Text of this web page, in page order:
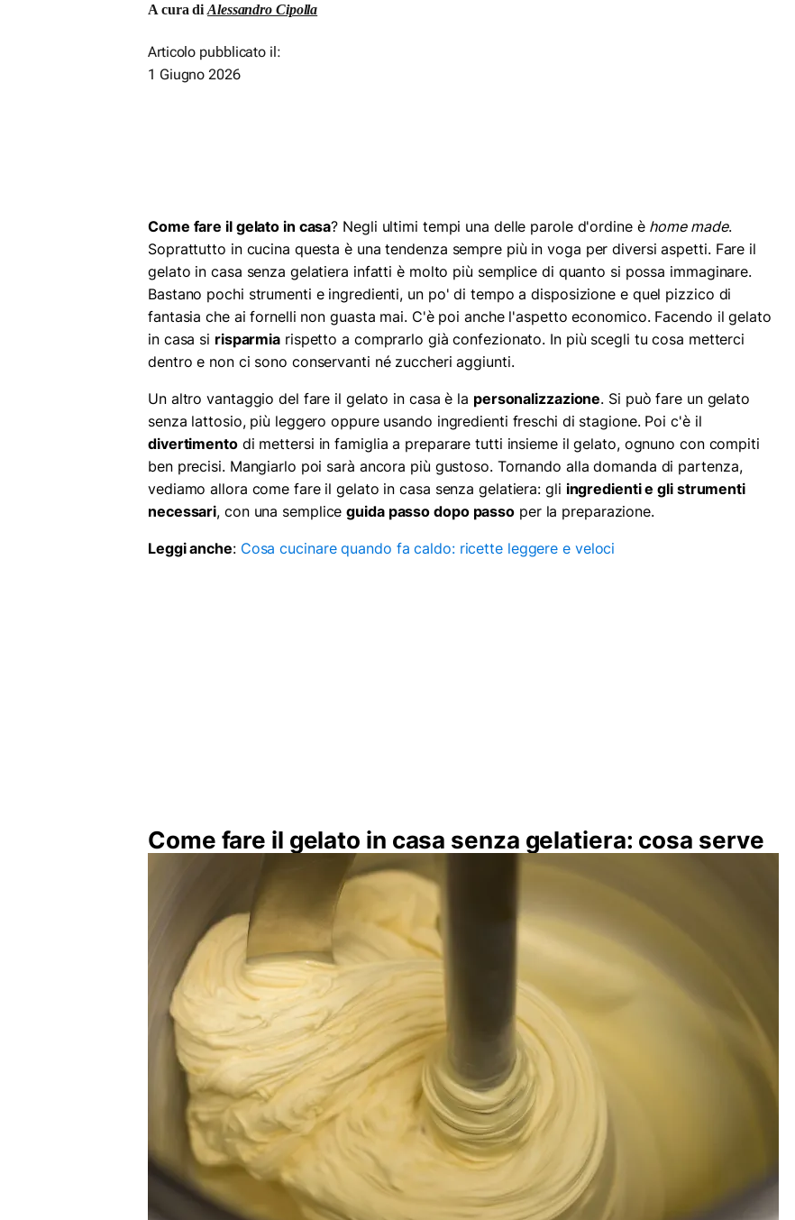
A cura diAlessandro Cipolla
Articolo pubblicato il:
1 Giugno 2026
Come fare il gelato in casa? Negli ultimi tempi una delle parole d'ordine è home made.
Soprattutto in cucina questa è una tendenza sempre più in voga per diversi aspetti. Fare il
gelato in casa senza gelatiera infatti è molto più semplice di quanto si possa immaginare.
Bastano pochi strumenti e ingredienti, un po' di tempo a disposizione e quel pizzico di
fantasia che ai fornelli non guasta mai. C'è poi anche l'aspetto economico. Facendo il gelato
in casa si risparmia rispetto a comprarlo già confezionato. In più scegli tu cosa metterci
dentro e non ci sono conservanti né zuccheri aggiunti.
Un altro vantaggio del fare il gelato in casa è la personalizzazione. Si può fare un gelato
senza lattosio, più leggero oppure usando ingredienti freschi di stagione. Poi c'è il
divertimentodi mettersi in famiglia a preparare tutti insieme il gelato, ognuno con compiti
ben precisi. Mangiarlo poi sarà ancora più gustoso. Tornando alla domanda di partenza,
vediamo allora come fare il gelato in casa senza gelatiera: gli ingredienti e gli strumenti
necessari, con una sempliceguida passo dopo passo per la preparazione.
Leggi anche: Cosa cucinare quando fa caldo: ricette leggere e veloci
Come fare il gelato in casa senza gelatiera: cosa serve